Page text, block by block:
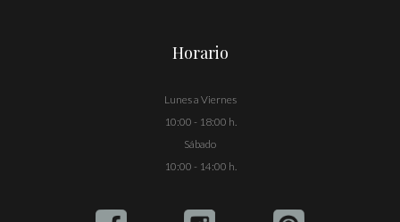
Horario
Lunes a Viernes
10:00 - 18:00 h.
Sábado
10:00 - 14:00 h.